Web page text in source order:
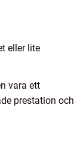
eller lite
vara ett
prestation och